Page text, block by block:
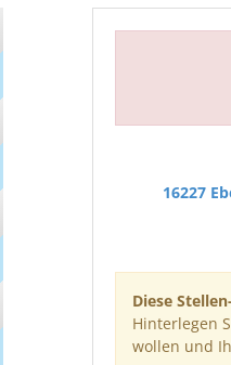
16227
Diese
Hinterlegen
wollen und